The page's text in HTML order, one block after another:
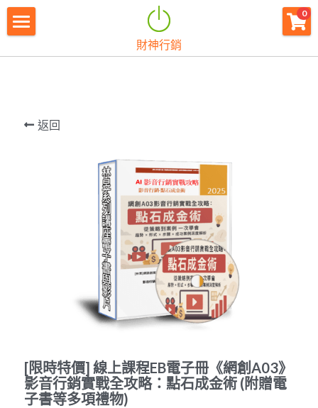
財神行銷
0
POWERED BY
返回
[限時特價] 線上課程EB電子冊《網創A03》
影音行銷實戰全攻略：點石成金術 (附贈電
子書等多項禮物)
×
商品分類